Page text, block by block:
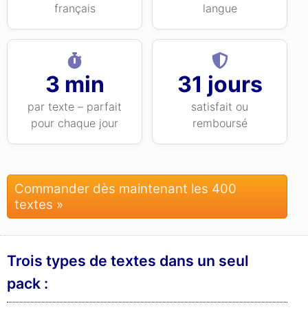
français
langue
3 min
par texte – parfait
pour chaque jour
31 jours
satisfait ou
remboursé
Commander dès maintenant les 400
textes »
Trois types de textes dans un seul
pack :